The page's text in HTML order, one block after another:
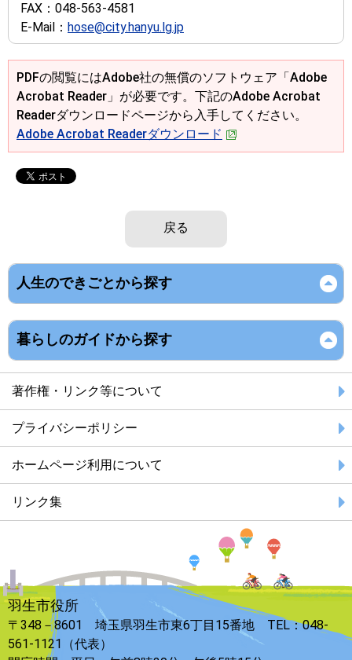
FAX： 048-563-4581
E-Mail： hose@city.hanyu.lg.jp
PDFの閲覧にはAdobe社の無償のソフトウェア「Adobe
Acrobat Reader」が必要です。下記のAdobe Acrobat
Readerダウンロードページから入手してください。
Adobe Acrobat Readerダウンロード
戻る
人生のできごとから探す
暮らしのガイドから探す
著作権・リンク等について
プライバシーポリシー
ホームページ利用について
リンク集
羽生市役所
〒348－8601 埼玉県羽生市東6丁目15番地 TEL：048-
561-1121（代表）